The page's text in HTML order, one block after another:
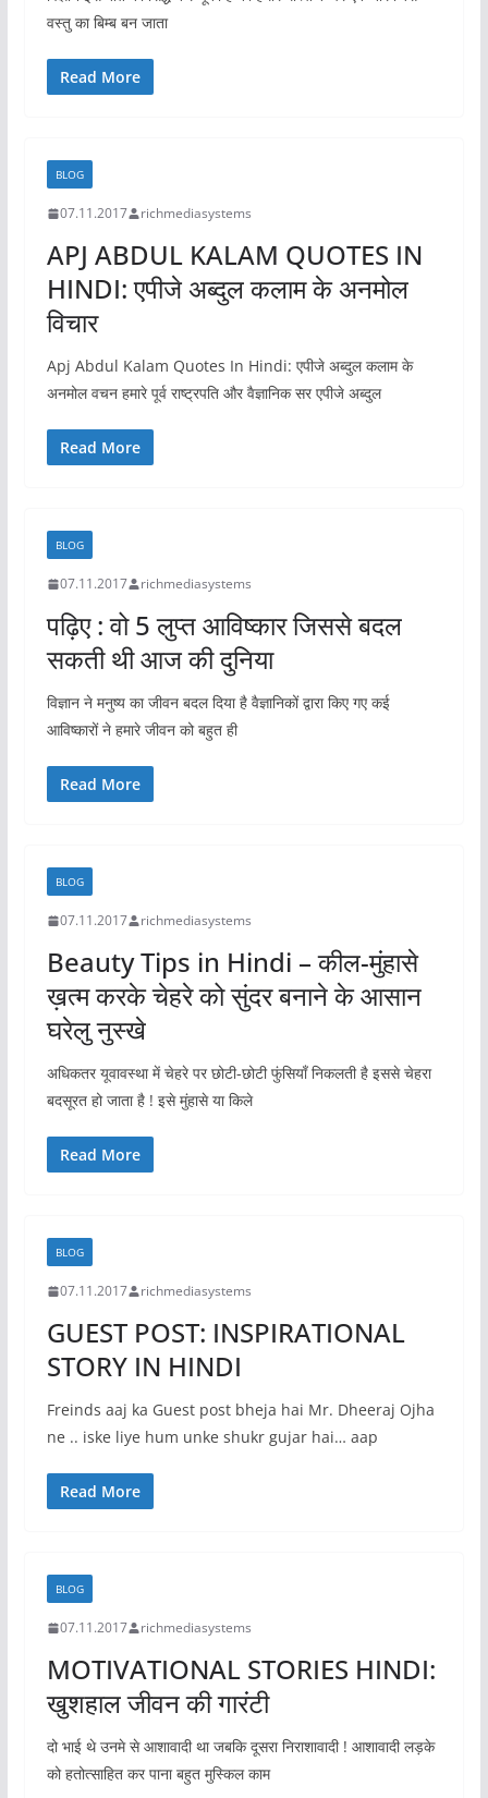
वस्तु का बिम्ब बन जाता
Read More
BLOG
07.11.2017 richmediasystems
APJ ABDUL KALAM QUOTES IN
HINDI: एपीजे अब्दुल कलाम के अनमोल
विचार
Apj Abdul Kalam Quotes In Hindi: एपीजे अब्दुल कलाम के
अनमोल वचन हमारे पूर्व राष्ट्रपति और वैज्ञानिक सर एपीजे अब्दुल
Read More
BLOG
07.11.2017 richmediasystems
पढ़िए : वो 5 लुप्त आविष्कार जिससे बदल
सकती थी आज की दुनिया
विज्ञान ने मनुष्य का जीवन बदल दिया है वैज्ञानिकों द्वारा किए गए कई
आविष्कारों ने हमारे जीवन को बहुत ही
Read More
BLOG
07.11.2017 richmediasystems
Beauty Tips in Hindi – कील-मुंहासे
ख़त्म करके चेहरे को सुंदर बनाने के आसान
घरेलु नुस्खे
अधिकतर यूवावस्था में चेहरे पर छोटी-छोटी फुंसियाँ निकलती है इससे चेहरा
बदसूरत हो जाता है ! इसे मुंहासे या किले
Read More
BLOG
07.11.2017 richmediasystems
GUEST POST: INSPIRATIONAL
STORY IN HINDI
Freinds aaj ka Guest post bheja hai Mr. Dheeraj Ojha
ne .. iske liye hum unke shukr gujar hai… aap
Read More
BLOG
07.11.2017 richmediasystems
MOTIVATIONAL STORIES HINDI:
खुशहाल जीवन की गारंटी
दो भाई थे उनमे से आशावादी था जबकि दूसरा निराशावादी ! आशावादी लड़के
को हतोत्साहित कर पाना बहुत मुस्किल काम